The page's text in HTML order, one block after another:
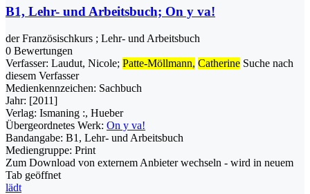
B1, Lehr- und Arbeitsbuch; On y va!
der Französischkurs ; Lehr- und Arbeitsbuch
0 Bewertungen
Verfasser: Laudut, Nicole; Patte-Möllmann, Catherine Suche nach
diesem Verfasser
Medienkennzeichen: Sachbuch
Jahr: [2011]
Verlag: Ismaning :, Hueber
Übergeordnetes Werk: On y va!
Bandangabe: B1, Lehr- und Arbeitsbuch
Mediengruppe: Print
Zum Download von externem Anbieter wechseln - wird in neuem
Tab geöffnet
lädt